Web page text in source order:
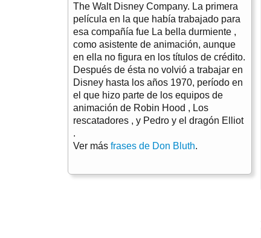
The Walt Disney Company. La primera
película en la que había trabajado para
esa compañía fue La bella durmiente ,
como asistente de animación, aunque
en ella no figura en los títulos de crédito.
Después de ésta no volvió a trabajar en
Disney hasta los años 1970, período en
el que hizo parte de los equipos de
animación de Robin Hood , Los
rescatadores , y Pedro y el dragón Elliot
.
Ver más frases de Don Bluth.